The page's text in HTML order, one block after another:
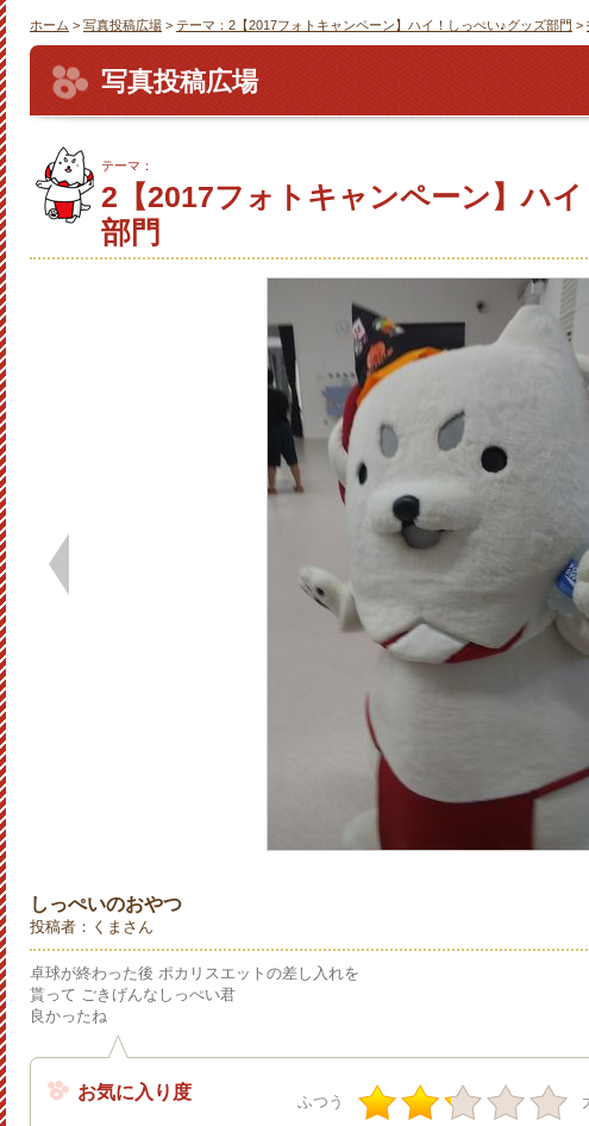
ホーム > 写真投稿広場 > テーマ：2【2017フォトキャンペーン】ハイ！しっぺい♪グッズ部門 >
写真投稿広場
テーマ：
2【2017フォトキャンペーン】ハ
部門
しっぺいのおやつ
投稿者：くまさん
卓球が終わった後 ポカリスエットの差し入れを
貰って ごきげんなしっぺい君
良かったね
お気に入り度 ふつう